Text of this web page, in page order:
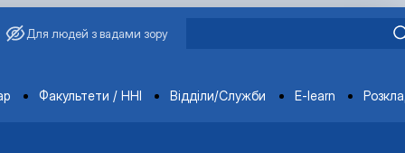
Для людей з вадами зору
Факультети / ННІ Відділи/Служби E-learn